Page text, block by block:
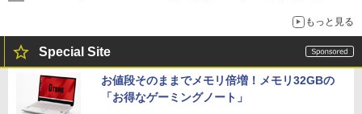
もっと見る
Special Site
お値段そのままでメモリ倍増！メモリ32GBの
「お得なゲーミングノート」